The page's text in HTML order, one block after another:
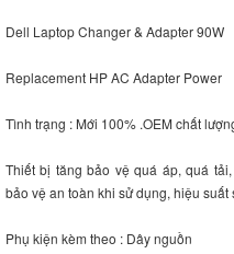
Dell Laptop Changer & Adapter 90W
Replacement HP AC Adapter Power
Tình trạng : Mới 100% .OEM chất
Thiết bị tăng bảo vệ quá áp, quá
bảo vệ an toàn khi sử dụng, hiệu suất
Phụ kiện kèm theo : Dây nguồn